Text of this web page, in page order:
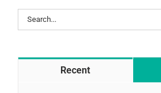
Search
for:
Recent